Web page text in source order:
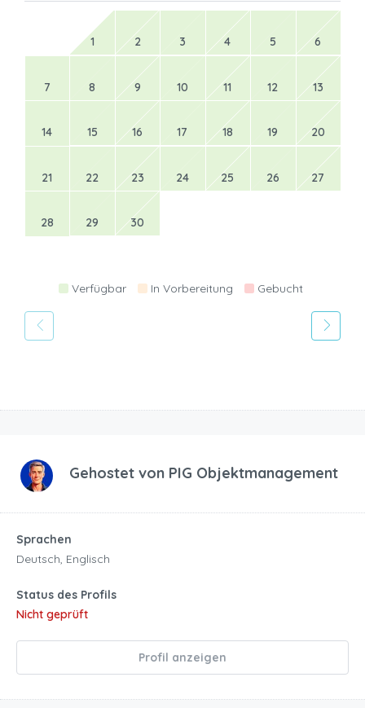
1 2 3 4 5 6
7 8 9 10 11 12 13
14 15 16 17 18 19 20
21 22 23 24 25 26 27
28 29 30
Verfügbar In Vorbereitung Gebucht
Gehostet von PIG Objektmanagement
Sprachen
Deutsch, Englisch
Status des Profils
Nicht geprüft
Profil anzeigen